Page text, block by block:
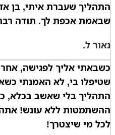
התהליך שעברת איתי, בן
שבאמת אכפת לך. תודה
נאור ל.
כשבאתי אליך לפגישה,
שטיפלו בי, לא האמנתי
התהליך בלי שאשב בכלא,
ההשתמטות ללא עונש!
לכל מי שיצטרך!